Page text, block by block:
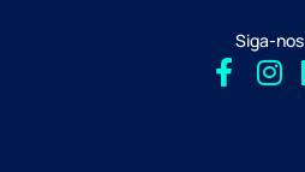
Siga-nos